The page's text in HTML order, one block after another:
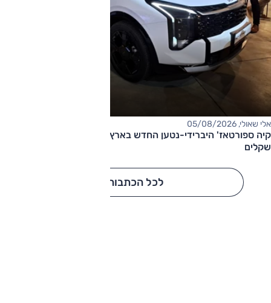
אלי שאולי, 05/08/2026
שקלים
לכל הכתבות